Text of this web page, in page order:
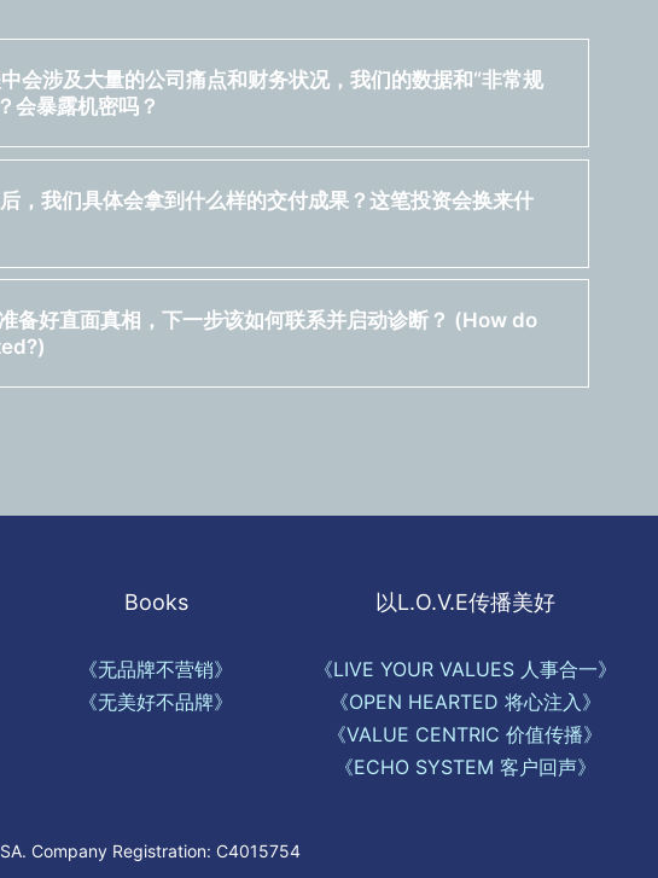
会涉及大量的公司痛点和财务状况，我们的数据和“非常规
会暴露机密吗？
，我们具体会拿到什么样的交付成果？这笔投资会换来什
备好直面真相，下一步该如何联系并启动诊断？ (How do
Books
《无品牌不营销》
《无美好不品牌》
以L.O.V.E传播美好
《LIVE YOUR VALUES 人事合一》
《OPEN HEARTED 将心注入》
《VALUE CENTRIC 价值传播》
《ECHO SYSTEM 客户回声》
Company Registration: C4015754